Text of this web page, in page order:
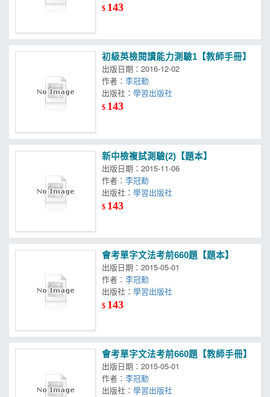
$ 143
初級英檢閱讀能力測驗1【教師手冊】
出版日期：2016-12-02
作者：李冠勳
出版社：
$ 143
新中檢複試測驗(2)【題本】
出版日期：2015-11-06
作者：李冠勳
出版社：
$ 143
會考單字文法考前660題【題本】
出版日期：2015-05-01
作者：李冠勳
出版社：
$ 143
會考單字文法考前660題【教師手冊】
出版日期：2015-05-01
作者：李冠勳
出版社：